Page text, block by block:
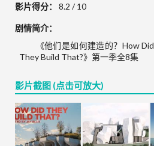
影片得分：
8.2 / 10
剧情简介：
《他们是如何建造的？How Did
They Build That?》第一季全8集
影片截图 (点击可放大)